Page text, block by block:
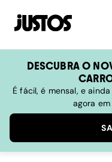
DESCUBRA O
É fácil, é mensal, e
agora